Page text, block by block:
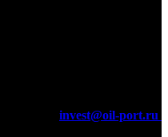
invest@oil-port.ru